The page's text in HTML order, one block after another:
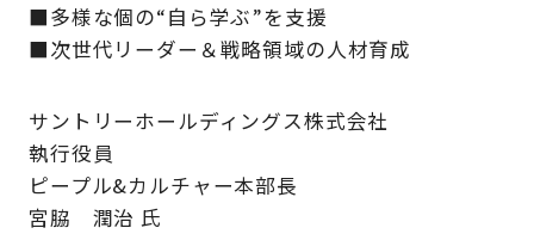
■多様な個の“自ら学ぶ”を支援
■次世代リーダー＆戦略領域の人材育成
サントリーホールディングス株式会社
執行役員
ピープル&カルチャー本部長
宮脇 潤治 氏